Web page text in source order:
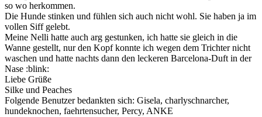
so wo herkommen.
Die Hunde stinken und fühlen sich auch nicht wohl. Sie haben ja im
vollen Siff gelebt.
Meine Nelli hatte auch arg gestunken, ich hatte sie gleich in die
Wanne gestellt, nur den Kopf konnte ich wegen dem Trichter nicht
waschen und hatte nachts dann den leckeren Barcelona-Duft in der
Nase :blink:
Liebe Grüße
Silke und Peaches
Folgende Benutzer bedankten sich: Gisela, charlyschnarcher,
hundeknochen, faehrtensucher, Percy, ANKE